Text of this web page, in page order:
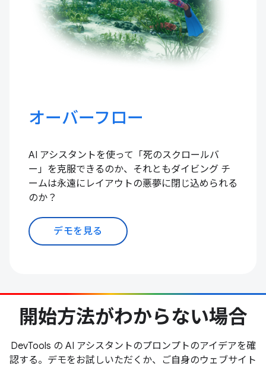
オーバーフロー
AI アシスタントを使って「死のスクロールバ
ー」を克服できるのか、それともダイビング チ
ームは永遠にレイアウトの悪夢に閉じ込められる
のか？
デモを見る
開始方法がわからない場合
DevTools の AI アシスタントのプロンプトのアイデアを確
認する。デモをお試しいただくか、ご自身のウェブサイト